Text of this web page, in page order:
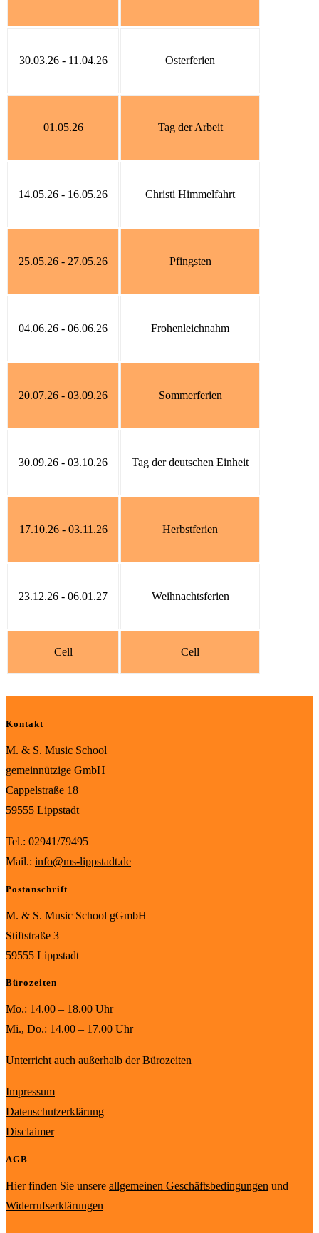
30.03.26 - 11.04.26 Osterferien
01.05.26 Tag der Arbeit
14.05.26 - 16.05.26 Christi Himmelfahrt
25.05.26 - 27.05.26 Pfingsten
04.06.26 - 06.06.26 Frohenleichnahm
20.07.26 - 03.09.26 Sommerferien
30.09.26 - 03.10.26 Tag der deutschen Einheit
17.10.26 - 03.11.26 Herbstferien
23.12.26 - 06.01.27 Weihnachtsferien
Cell Cell
Kontakt
M. & S. Music School
gemeinnützige GmbH
Cappelstraße 18
59555 Lippstadt
Tel.: 02941/79495
Mail.: info@ms-lippstadt.de
Postanschrift
M. & S. Music School gGmbH
Stiftstraße 3
59555 Lippstadt
Bürozeiten
Mo.: 14.00 – 18.00 Uhr
Mi., Do.: 14.00 – 17.00 Uhr
Unterricht auch außerhalb der Bürozeiten
Impressum
Datenschutzerklärung
Disclaimer
AGB
Hier finden Sie unsere allgemeinen Geschäftsbedingungen und
Widerrufserklärungen